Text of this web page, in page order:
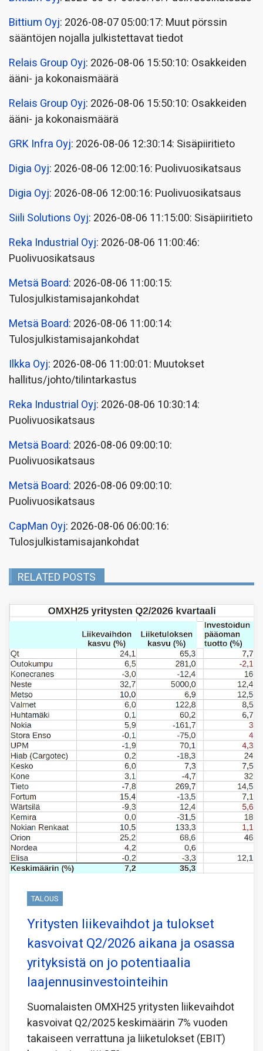
Bittium Oyj: 2026-08-07 05:00:17: Muut pörssin
sääntöjen nojalla julkistettavat tiedot
Relais Group Oyj: 2026-08-06 15:50:10: Osakkeiden
ääni- ja kokonaismäärä
Relais Group Oyj: 2026-08-06 15:50:10: Osakkeiden
ääni- ja kokonaismäärä
GRK Infra Oyj: 2026-08-06 12:30:14: Sisäpiiritieto
Digia Oyj: 2026-08-06 12:00:16: Puolivuosikatsaus
Digia Oyj: 2026-08-06 12:00:16: Puolivuosikatsaus
Siili Solutions Oyj: 2026-08-06 11:15:00: Sisäpiiritieto
Reka Industrial Oyj: 2026-08-06 11:00:46:
Puolivuosikatsaus
Metsä Board: 2026-08-06 11:00:15:
Tulosjulkistamisajankohdat
Metsä Board: 2026-08-06 11:00:14:
Tulosjulkistamisajankohdat
Ilkka Oyj: 2026-08-06 11:00:01: Muutokset
hallitus/johto/tilintarkastus
Reka Industrial Oyj: 2026-08-06 10:30:14:
Puolivuosikatsaus
Metsä Board: 2026-08-06 09:00:10:
Puolivuosikatsaus
Metsä Board: 2026-08-06 09:00:10:
Puolivuosikatsaus
CapMan Oyj: 2026-08-06 06:00:16:
Tulosjulkistamisajankohdat
RELATED POSTS
TALOUS
Yritysten liikevaihdot ja tulokset
kasvoivat Q2/2026 aikana ja osassa
yrityksistä on jo potentiaalia
laajennusinvestointeihin
Suomalaisten OMXH25 yritysten liikevaihdot
kasvoivat Q2/2025 keskimäärin 7% vuoden
takaiseen verrattuna ja liiketulokset (EBIT)